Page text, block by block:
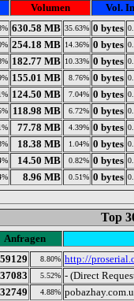
Volumen
Vol. In
630.58 MB 35.63% 0 bytes
254.18 MB 14.36% 0 bytes
182.77 MB 10.33% 0 bytes
155.01 MB 8.76% 0 bytes
124.50 MB 7.04% 0 bytes
118.98 MB 6.72% 0 bytes
77.78 MB 4.39% 0 bytes
18.38 MB 1.04% 0 bytes
14.50 MB 0.82% 0 bytes
8.96 MB 0.51% 0 bytes
Top
Anfragen
59129 8.80% http://
37083 5.52% - (Direct
32749 4.88%